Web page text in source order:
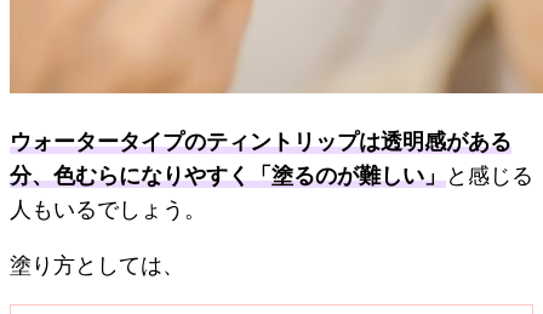
ウォータータイプのティントリップは透明感がある
分、色むらになりやすく「塗るのが難しい」と感じる
人もいるでしょう。
塗り方としては、